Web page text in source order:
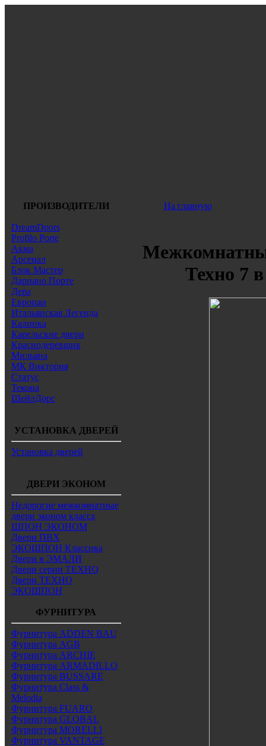
ПРОИЗВОДИТЕЛИ
DreamDoors
Profilo Porte
Акма
Арсенал
Блок Мастер
Дариано Порте
Дера
Европан
Итальянская Легенда
Калинка
Карельские двери
Краснодеревщик
Мильяна
МК Виктория
Статус
Текона
ШейлДорс
УСТАНОВКА ДВЕРЕЙ
Установка дверей
ДВЕРИ ЭКОНОМ
Недорогие межкомнатные
двери эконом класса
ШПОН ЭКОНОМ
Двери ПВХ
ЭКОШПОН Классика
Двери в ЭМАЛИ
Двери серии ТЕХНО
Двери ТЕХНО
ЭКОШПОН
ФУРНИТУРА
Фурнитура ADDEN BAU
Фурнитура AGB
Фурнитура ARCHIE
Фурнитура ARMADILLO
Фурнитура BUSSARE
Фурнитура Class &
Melodia
Фурнитура FUARO
Фурнитура GLOBAL
Фурнитура MORELLI
Фурнитура VANTAGE
На главную
Техно 7